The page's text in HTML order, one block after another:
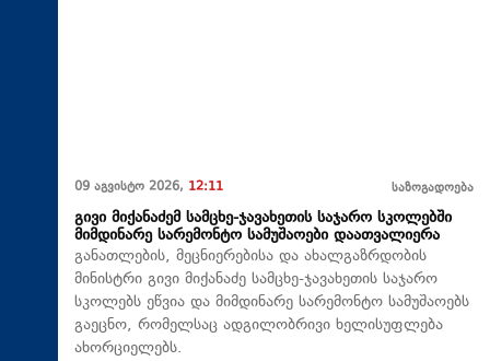
09 აგვისტო 2026, 12:11 საზოგადოება
გივი მიქანაძემ სამცხე-ჯავახეთის საჯარო სკოლებში
მიმდინარე სარემონტო სამუშაოები დაათვალიერა
განათლების, მეცნიერებისა და ახალგაზრდობის
მინისტრი გივი მიქანაძე სამცხე-ჯავახეთის საჯარო
სკოლებს ეწვია და მიმდინარე სარემონტო სამუშაოებს
გაეცნო, რომელსაც ადგილობრივი ხელისუფლება
ახორციელებს.